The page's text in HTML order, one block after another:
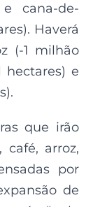
cana-de-
Haverá
(-1 milhão
hectares) e
que irão
café, arroz,
por
de